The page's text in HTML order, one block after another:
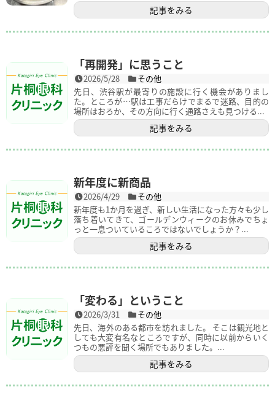
記事をみる
「再開発」に思うこと
2026/5/28
その他
先日、渋谷駅が最寄りの施設に行く機会がありまし
た。ところが…駅は工事だらけでまるで迷路、目的の
場所はおろか、その方向に行く通路さえも見つける...
記事をみる
新年度に新商品
2026/4/29
その他
新年度も1か月を過ぎ、新しい生活になった方々も少し
落ち着いてきて、ゴールデンウィークのお休みでちょ
っと一息ついているころではないでしょうか？...
記事をみる
「変わる」ということ
2026/3/31
その他
先日、海外のある都市を訪れました。 そこは観光地と
しても大変有名なところですが、同時に以前からいく
つもの悪評を聞く場所でもありました。...
記事をみる